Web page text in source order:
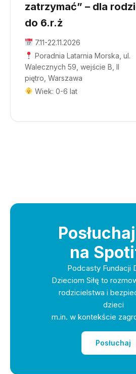
zatrzymać” – dla
do 6.r.ż
7.11-22.11.2026
Poradnia Latarnia Morska, ul.
Walecznych 59, wejście B, II
piętro, Warszawa
Wiek: 0-6 lat
na
Podcasty Fundacji
Dzieciom Siłę to
rodzicielstwa i
dzieci
m.in. w kontekście
Posłuchaj